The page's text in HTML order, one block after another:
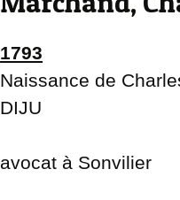
1793
Naissance de
DIJU
avocat à Sonvilier